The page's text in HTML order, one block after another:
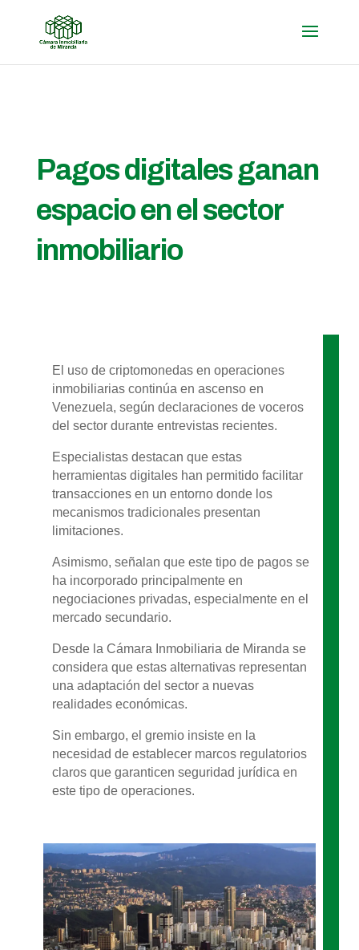
Pagos digitales ganan
espacio en el sector
inmobiliario
El uso de criptomonedas en operaciones
inmobiliarias continúa en ascenso en
Venezuela, según declaraciones de voceros
del sector durante entrevistas recientes.
Especialistas destacan que estas
herramientas digitales han permitido facilitar
transacciones en un entorno donde los
mecanismos tradicionales presentan
limitaciones.
Asimismo, señalan que este tipo de pagos se
ha incorporado principalmente en
negociaciones privadas, especialmente en el
mercado secundario.
Desde la Cámara Inmobiliaria de Miranda se
considera que estas alternativas representan
una adaptación del sector a nuevas
realidades económicas.
Sin embargo, el gremio insiste en la
necesidad de establecer marcos regulatorios
claros que garanticen seguridad jurídica en
este tipo de operaciones.